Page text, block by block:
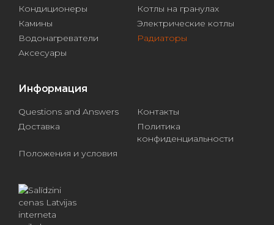
Кондиционеры
Котлы на гранулах
Камины
Электрические котлы
Водонагреватели
Радиаторы
Аксесуары
Информация
Questions and Answers
Контакты
Доставка
Политика
конфиденциальности
Положения и условия